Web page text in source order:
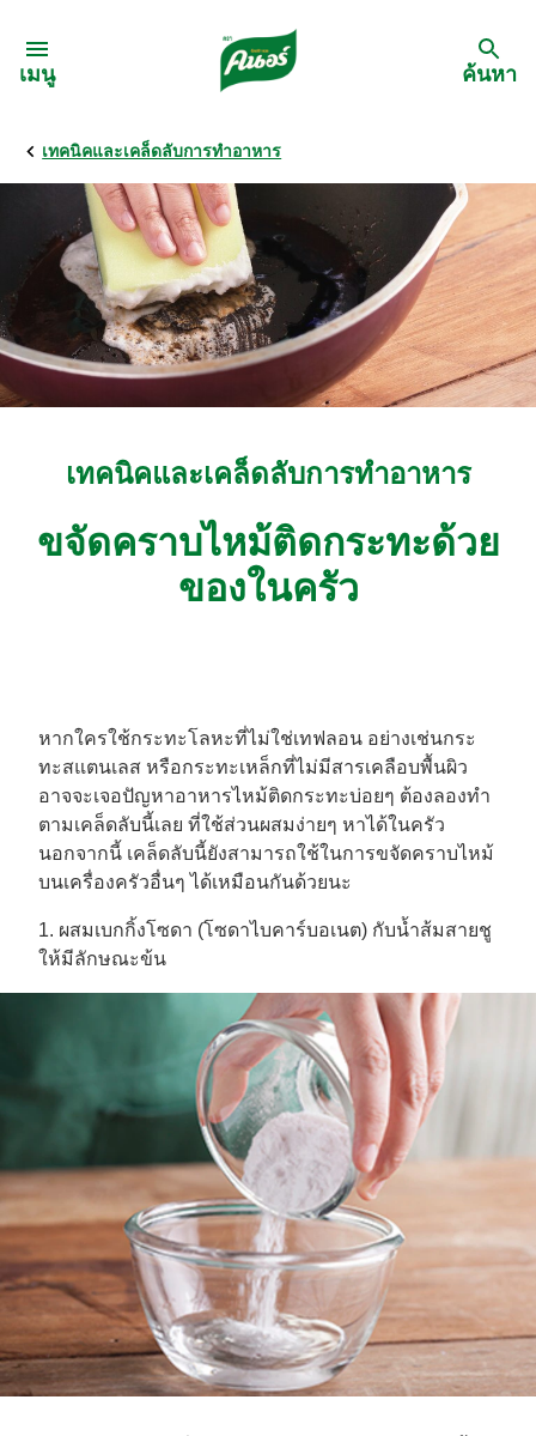
เมนู
กลับ
สูตรอาหาร
เมนูอาหารตามวัตถุดิบ
เมนูอาหารตามประเภทการทำ
ค้นหา
เทคนิคและเคล็ดลับการทำอาหาร
เทคนิคและเคล็ดลับการทำอาหาร
ขจัดคราบไหม้ติดกระทะด้วย
ของในครัว
หากใครใช้กระทะโลหะที่ไม่ใช่เทฟลอน อย่างเช่นกระ
ทะสแตนเลส หรือกระทะเหล็กที่ไม่มีสารเคลือบพื้นผิว
อาจจะเจอปัญหาอาหารไหม้ติดกระทะบ่อยๆ ต้องลองทำ
ตามเคล็ดลับนี้เลย ที่ใช้ส่วนผสมง่ายๆ หาได้ในครัว
นอกจากนี้ เคล็ดลับนี้ยังสามารถใช้ในการขจัดคราบไหม้
บนเครื่องครัวอื่นๆ ได้เหมือนกันด้วยนะ
1. ผสมเบกกิ้งโซดา (โซดาไบคาร์บอเนต) กับน้ำส้มสายชู
ให้มีลักษณะข้น